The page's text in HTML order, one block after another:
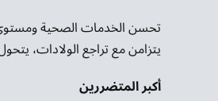
تحسن الخدمات الصحية ومستوى
يتزامن مع تراجع الولادات،
أكبر المتضررين